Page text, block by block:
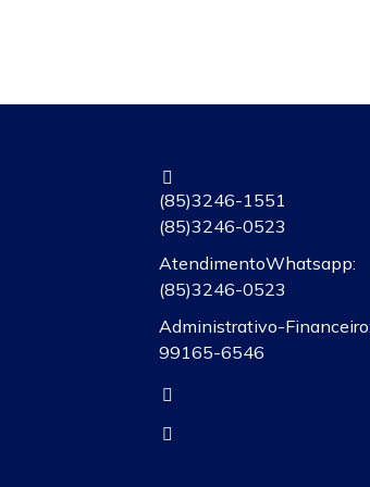
(85) 3246-1551
(85) 3246-0523
Atendimento Whatsapp:
(85)3246-0523
Administrativo-
99165-6546